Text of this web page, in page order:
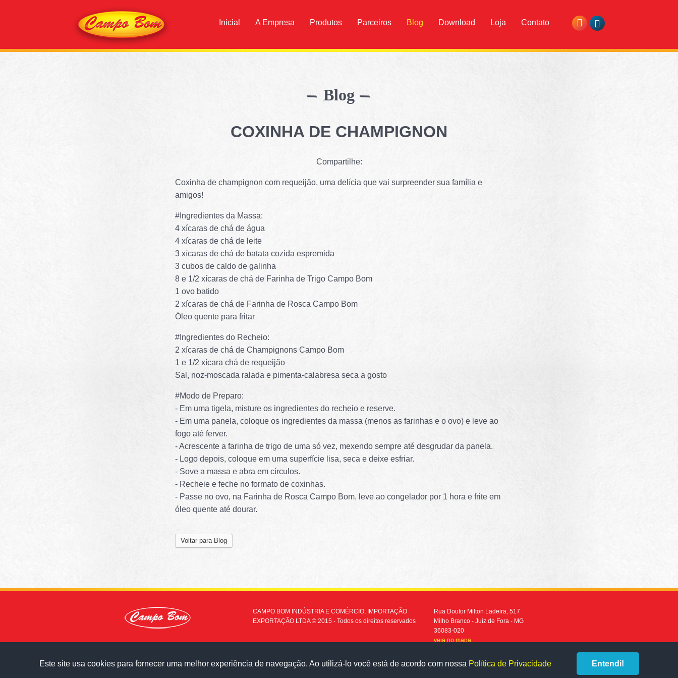
Inicial A Empresa Produtos Parceiros Blog Download Loja Contato
Blog
COXINHA DE CHAMPIGNON
Compartilhe:
Coxinha de champignon com requeijão, uma delícia que vai surpreender sua família e
amigos!
#Ingredientes da Massa:
4 xícaras de chá de água
4 xícaras de chá de leite
3 xícaras de chá de batata cozida espremida
3 cubos de caldo de galinha
8 e 1/2 xícaras de chá de Farinha de Trigo Campo Bom
1 ovo batido
2 xícaras de chá de Farinha de Rosca Campo Bom
Óleo quente para fritar
#Ingredientes do Recheio:
2 xícaras de chá de Champignons Campo Bom
1 e 1/2 xícara chá de requeijão
Sal, noz-moscada ralada e pimenta-calabresa seca a gosto
#Modo de Preparo:
- Em uma tigela, misture os ingredientes do recheio e reserve.
- Em uma panela, coloque os ingredientes da massa (menos as farinhas e o ovo) e leve ao
fogo até ferver.
- Acrescente a farinha de trigo de uma só vez, mexendo sempre até desgrudar da panela.
- Logo depois, coloque em uma superfície lisa, seca e deixe esfriar.
- Sove a massa e abra em círculos.
- Recheie e feche no formato de coxinhas.
- Passe no ovo, na Farinha de Rosca Campo Bom, leve ao congelador por 1 hora e frite em
óleo quente até dourar.
Voltar para Blog
CAMPO BOM INDÚSTRIA E COMÉRCIO, IMPORTAÇÃO
EXPORTAÇÃO LTDA © 2015 - Todos os direitos reservados
Rua Doutor Milton Ladeira, 517
Milho Branco - Juiz de Fora - MG
36083-020
veja no mapa
Este site usa cookies para fornecer uma melhor experiência de navegação. Ao utilizá-lo você está de acordo com nossa Política de Privacidade Entendi!